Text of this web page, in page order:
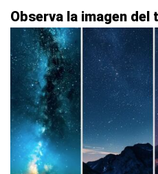
Observa la imagen